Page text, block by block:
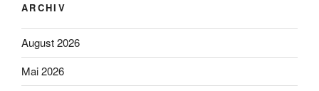
ARCHIV
August 2026
Mai 2026